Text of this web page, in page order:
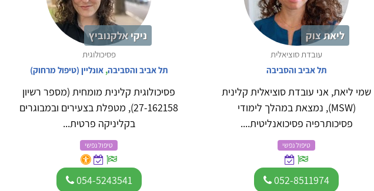
ליאת צוק
עובדת סוציאלית
תל אביב והסביבה
שמי ליאת, אני עובדת סוציאלית קלינית
(MSW), נמצאת במהלך לימודי
פסיכותרפיה פסיכואנליטית....
טיפול נפשי
052-8511974
ניקי אלקנוביץ
פסיכולוגית
תל אביב והסביבה,אונליין (טיפול מרחוק)
פסיכולוגית קלינית מומחית (מספר רשיון
27-162158), מטפלת בצעירים ובמבוגרים
בקליניקה פרטית...
טיפול נפשי
054-5243541